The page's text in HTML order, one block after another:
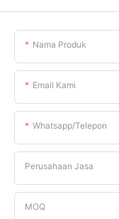
Nama Produk
Email Kami
Whatsapp/telepon
Perusahaan Jasa
MOQ